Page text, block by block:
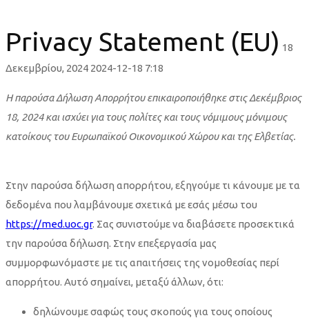
Privacy Statement (EU) 18
Δεκεμβρίου, 2024 2024-12-18 7:18
Privacy
Statement
Η παρούσα Δήλωση Απορρήτου επικαιροποιήθηκε στις Δεκέμβριος
18, 2024 και ισχύει για τους πολίτες και τους νόμιμους μόνιμους
κατοίκους του Ευρωπαϊκού Οικονομικού Χώρου και της Ελβετίας.
Στην παρούσα δήλωση απορρήτου, εξηγούμε τι κάνουμε με τα
δεδομένα που λαμβάνουμε σχετικά με εσάς μέσω του
https://med.uoc.gr. Σας συνιστούμε να διαβάσετε προσεκτικά
την παρούσα δήλωση. Στην επεξεργασία μας
συμμορφωνόμαστε με τις απαιτήσεις της νομοθεσίας περί
απορρήτου. Αυτό σημαίνει, μεταξύ άλλων, ότι:
δηλώνουμε σαφώς τους σκοπούς για τους οποίους